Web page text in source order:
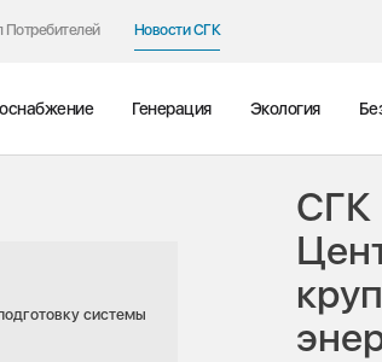
Потребителей Новости СГК
Генерация Экология
системы
СГК